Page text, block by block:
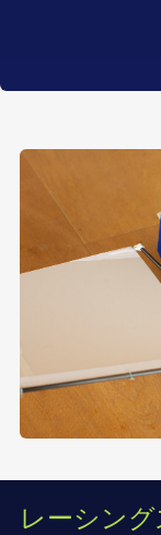
レーシン